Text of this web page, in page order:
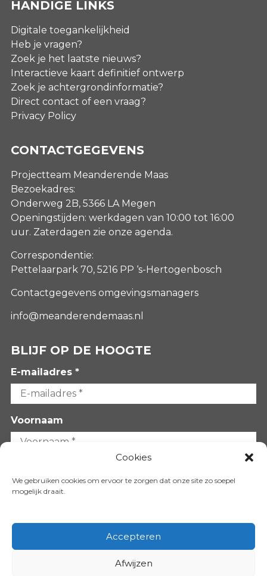
Cookies
We gebruiken cookies om ervoor te zorgen dat onze site zo soepel
mogelijk draait.
Accepteren
Afwijzen
HANDIGE LINKS
Digitale toegankelijkheid
Heb je vragen?
Zoek je het laatste nieuws?
Interactieve kaart definitief ontwerp
Zoek je achtergrondinformatie?
Direct contact of een vraag?
Privacy Policy
CONTACTGEGEVENS
Projectteam Meanderende Maas
Bezoekadres:
Onderweg 2B, 5366 LA Megen
Openingstijden: werkdagen van 10:00 tot 16:00
uur. Zaterdagen zie onze agenda.
Correspondentie:
Pettelaarpark 70, 5216 PP ‘s-Hertogenbosch
Contactgegevens omgevingsmanagers
info@meanderendemaas.nl
BLIJF OP DE HOOGTE
E-mailadres *
Voornaam
VOLG ONS OP: